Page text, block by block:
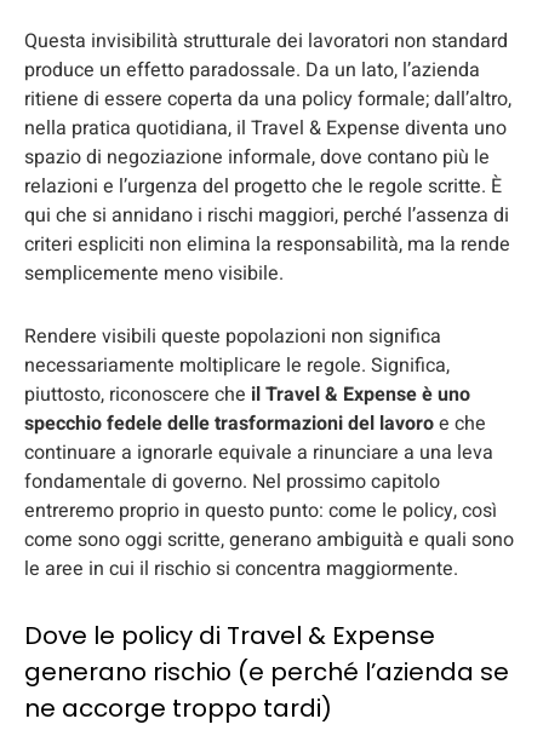
Questa invisibilità strutturale dei lavoratori non standard
produce un effetto paradossale. Da un lato, l’azienda
ritiene di essere coperta da una policy formale; dall’altro,
nella pratica quotidiana, il Travel & Expense diventa uno
spazio di negoziazione informale, dove contano più le
relazioni e l’urgenza del progetto che le regole scritte. È
qui che si annidano i rischi maggiori, perché l’assenza di
criteri espliciti non elimina la responsabilità, ma la rende
semplicemente meno visibile.
Rendere visibili queste popolazioni non significa
necessariamente moltiplicare le regole. Significa,
piuttosto, riconoscere che il Travel & Expense è uno
specchio fedele delle trasformazioni del lavoroe che
continuare a ignorarle equivale a rinunciare a una leva
fondamentale di governo. Nel prossimo capitolo
entreremo proprio in questo punto: come le policy, così
come sono oggi scritte, generano ambiguità e quali sono
le aree in cui il rischio si concentra maggiormente.
Dove le policy di Travel & Expense
generano rischio (e perché l’azienda se
ne accorge troppo tardi)